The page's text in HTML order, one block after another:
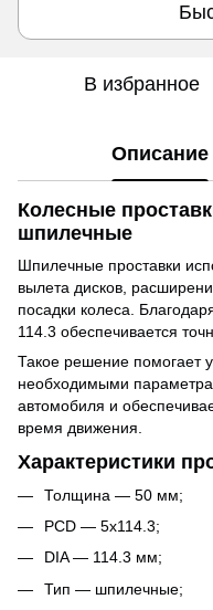
В избранное
Описание
Колесные
шпилечные
Шпилечные проставки
вылета дисков,
посадки колеса.
114.3 обеспечивается
Такое решение помогает
необходимыми
автомобиля и
время движения.
Характеристики
Толщина — 50 мм;
PCD — 5x114.3;
DIA — 114.3 мм;
Тип — шпилечные;